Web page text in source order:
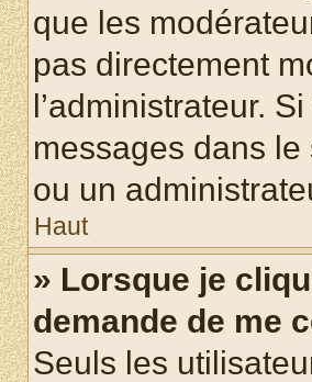
que les
pas directement
l’administrateur.
messages dans le
ou un
Haut
» Lorsque je
demande de me
Seuls les